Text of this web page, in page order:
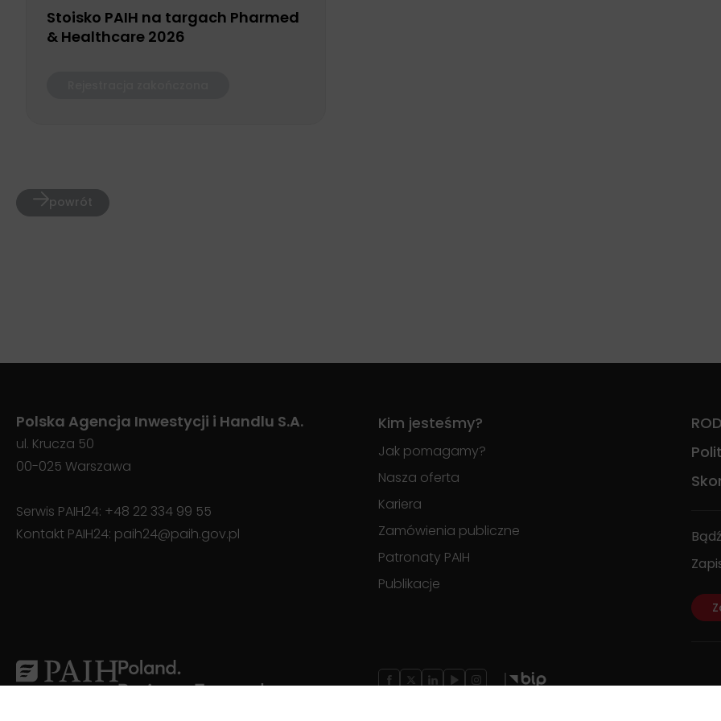
Stoisko PAIH na targach Pharmed
& Healthcare 2026
powrót
Polska Agencja Inwestycji i Handlu S.A.
ul. Krucza 50
00-025 Warszawa
Serwis PAIH24: +48 22 334 99 55
Kontakt PAIH24: paih24@paih.gov.pl
Kim jesteśmy?
Jak pomagamy?
Nasza oferta
Kariera
Zamówienia publiczne
Patronaty PAIH
Publikacje